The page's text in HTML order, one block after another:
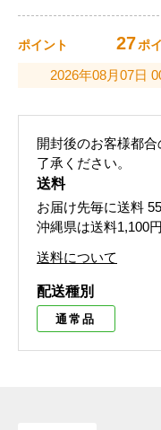
ポイント 27ポ
2026年08月07日
開封後のお客様都
了承ください。
送料
お届け先毎に送料
沖縄県は送料1,100
送料について
配送種別
通常品